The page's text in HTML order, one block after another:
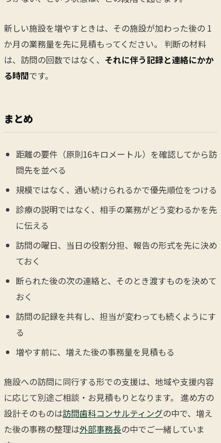
新しい施設を増やすときは、その施設が加わった後の 1
か月の業務量を先に見積もってください。 判断の材料
は、訪問の回数ではなく、 それに伴う記録と連絡にかか
る時間です。
まとめ
距離の要件（原則16キロメートル）を確認してから訪
問先を並べる
規模ではなく、通い続けられるかで優先順位をつける
診療の説明ではなく、相手の業務がどう変わるかを先
に伝える
訪問の曜日、当日の役割分担、報告の形式を先に決め
ておく
断られた後の次の連絡と、そのとき渡すものを決めて
おく
訪問の記録を共有し、担当が変わっても続くようにす
る
増やす前に、増えた後の事務量を見積もる
施設への訪問に同行する形での支援は、地域や支援内容
に応じて別途ご相談・お見積もりとなります。 進め方の
設計そのものは訪問歯科コンサルティングの中で、増え
た後の事務の整理は外部事務長の中でご一緒していま